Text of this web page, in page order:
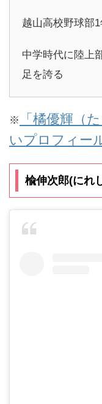
越山高校野球部1
中学時代に陸上
足を誇る
※
「橘優輝（
いプロフィー
楡伸次郎(に